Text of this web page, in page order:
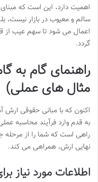
اهمیت دارد، این است که
سالم و معیوب در بازار نیست،
اعمال می شود تا سهم عیب
گردد.
راهنمای گام به
مثال های عملی)
اکنون که با مبانی حقوقی ارش
به قدم وارد فرآیند محاسبه
راهی است که شما را از مرحله
نهایی ارش، همراهی می کند.
اطلاعات مورد نیاز